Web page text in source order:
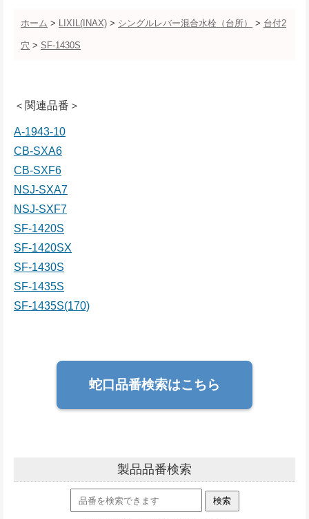
ホーム > LIXIL(INAX) > シングルレバー混合水栓（台所） > 台付2
穴 > SF-1430S
＜関連品番＞
A-1943-10
CB-SXA6
CB-SXF6
NSJ-SXA7
NSJ-SXF7
SF-1420S
SF-1420SX
SF-1430S
SF-1435S
SF-1435S(170)
蛇口品番検索はこちら
製品品番検索